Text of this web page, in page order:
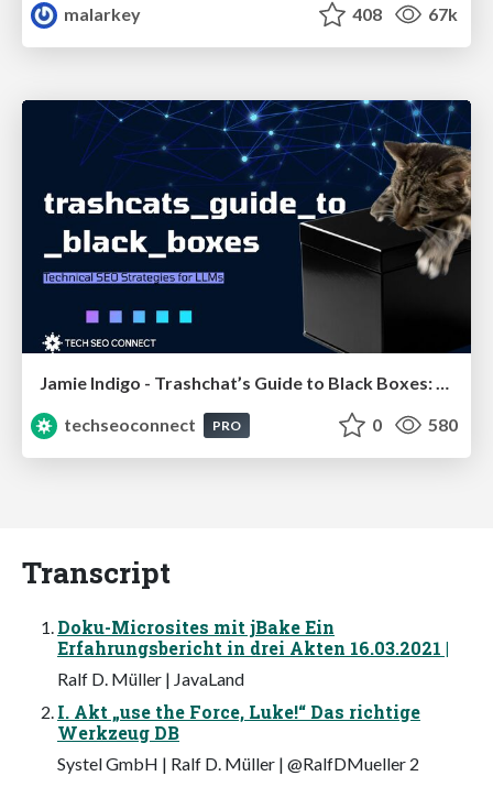
malarkey
408 67k
techseoconnect
PRO 0 580
Transcript
Doku-Microsites mit jBake Ein
Erfahrungsbericht in drei Akten 16.03.2021 |
Ralf D. Müller | JavaLand
I. Akt „use the Force, Luke!“ Das richtige
Werkzeug DB
Systel GmbH | Ralf D. Müller | @RalfDMueller 2